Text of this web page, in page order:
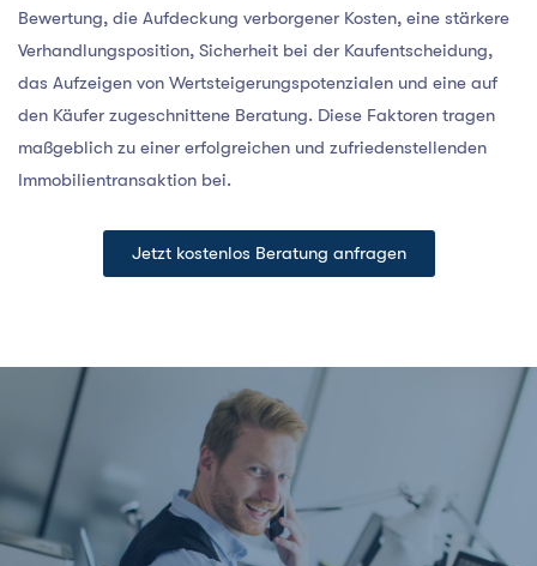
Bewertung, die Aufdeckung verborgener Kosten, eine stärkere
Verhandlungsposition, Sicherheit bei der Kaufentscheidung,
das Aufzeigen von Wertsteigerungspotenzialen und eine auf
den Käufer zugeschnittene Beratung. Diese Faktoren tragen
maßgeblich zu einer erfolgreichen und zufriedenstellenden
Immobilientransaktion bei.
Jetzt kostenlos Beratung anfragen